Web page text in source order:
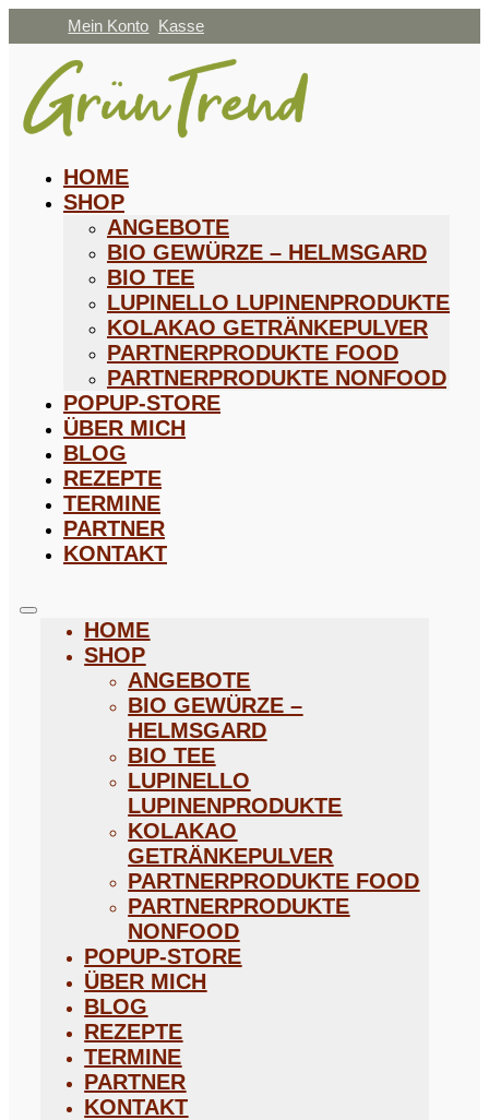
Mein Konto Kasse
HOME
SHOP
ANGEBOTE
BIO GEWÜRZE – HELMSGARD
BIO TEE
LUPINELLO LUPINENPRODUKTE
KOLAKAO GETRÄNKEPULVER
PARTNERPRODUKTE FOOD
PARTNERPRODUKTE NONFOOD
POPUP-STORE
ÜBER MICH
BLOG
REZEPTE
TERMINE
PARTNER
KONTAKT
HOME
SHOP
ANGEBOTE
BIO GEWÜRZE –
HELMSGARD
BIO TEE
LUPINELLO
LUPINENPRODUKTE
KOLAKAO
GETRÄNKEPULVER
PARTNERPRODUKTE FOOD
PARTNERPRODUKTE
NONFOOD
POPUP-STORE
ÜBER MICH
BLOG
REZEPTE
TERMINE
PARTNER
KONTAKT